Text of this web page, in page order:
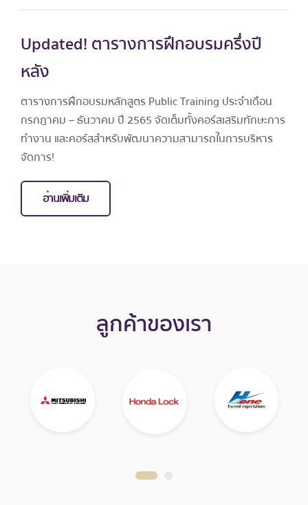
Updated! ตารางการฝึกอบรมครึ่งปี
หลัง
ตารางการฝึกอบรมหลักสูตร Public Training ประจำเดือน
กรกฎาคม – ธันวาคม ปี 2565 จัดเต็มทั้งคอร์สเสริมทักษะการ
ทำงาน และคอร์สสำหรับพัฒนาความสามารถในการบริหาร
จัดการ!
อ่านเพิ่มเติม
ลูกค้าของเรา